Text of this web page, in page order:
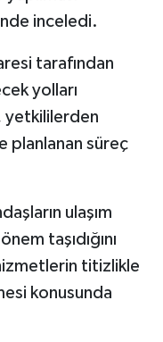
inceledi.
tarafından
yolları
yetkililerden
planlanan süreç
ulaşım
taşıdığını
titizlikle
konusunda